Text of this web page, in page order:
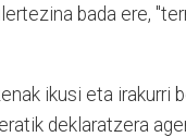
bada ere,
ikusi eta irakurri
deklaratzera